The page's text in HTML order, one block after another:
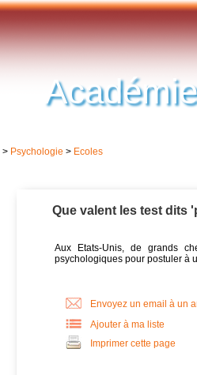
> Psychologie > Ecoles
Que valent les test dits
Aux Etats-Unis, de grands
psychologiques pour postuler à
Envoyez un email à un
Ajouter à ma liste
Imprimer cette page